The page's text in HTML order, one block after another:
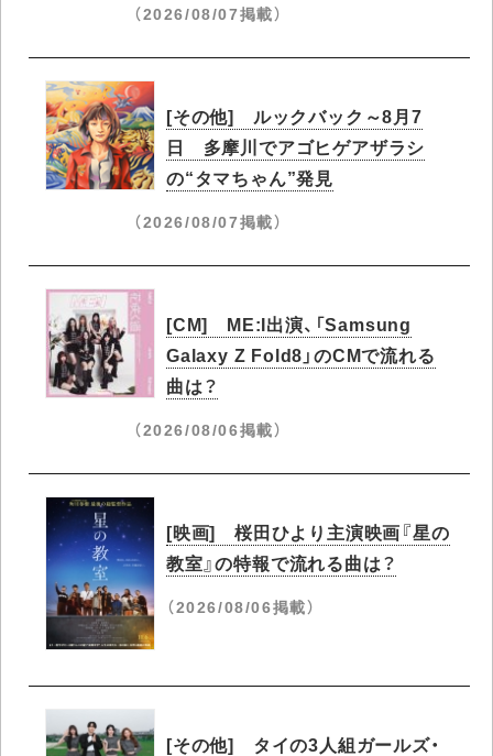
（2026/08/07掲載）
[その他] ルックバック～8月7
日 多摩川でアゴヒゲアザラシ
の“タマちゃん”発見
（2026/08/07掲載）
[CM] ME:I出演、「Samsung
Galaxy Z Fold8」のCMで流れる
曲は？
（2026/08/06掲載）
[映画] 桜田ひより主演映画『星の
教室』の特報で流れる曲は？
（2026/08/06掲載）
[その他] タイの3人組ガールズ・